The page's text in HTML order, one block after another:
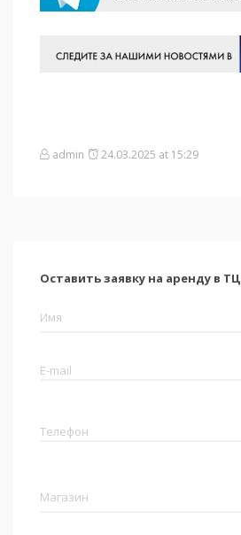
admin 24.03.2025 at 15:29
Оставить заявку на аренду в ТЦ